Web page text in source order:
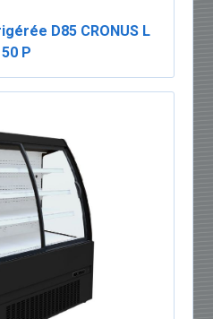
D85 CRONUS L
P